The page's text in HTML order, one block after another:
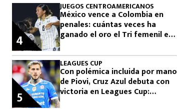
JUEGOS CENTROAMERICANOS
México vence a Colombia en
penales: cuántas veces ha
ganado el oro el Tri femenil en
4
LEAGUES CUP
Con polémica incluida por mano
de Piovi, Cruz Azul debuta con
victoria en Leagues Cup:
5